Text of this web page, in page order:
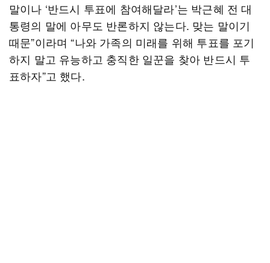
말이나 ‘반드시 투표에 참여해달라’는 박근혜 전 대
통령의 말에 아무도 반론하지 않는다. 맞는 말이기
때문”이라며 “나와 가족의 미래를 위해 투표를 포기
하지 말고 유능하고 충직한 일꾼을 찾아 반드시 투
표하자”고 했다.